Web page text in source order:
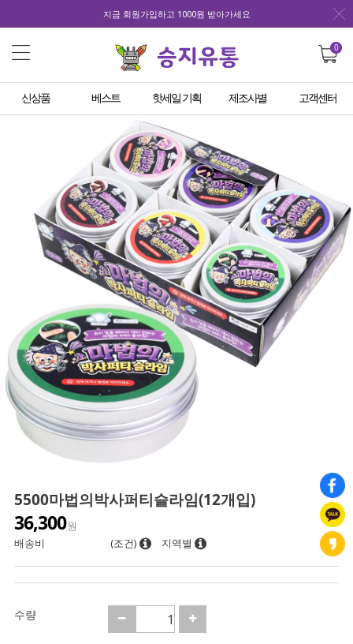
지금 회원가입하고 1000원 받아가세요
0
신상품 베스트 핫세일 기획 제조사별 고객센터
5500마법의박사퍼티슬라임(12개입)
36,300원
배송비
(조건) 지역별
수량